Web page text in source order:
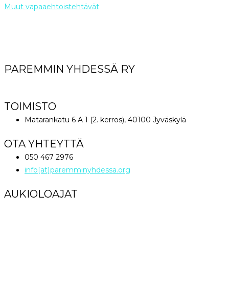
Muut vapaaehtoistehtävät
PAREMMIN YHDESSÄ RY
TOIMISTO
Matarankatu 6 A 1 (2. kerros), 40100 Jyväskylä
OTA YHTEYTTÄ
050 467 2976
info[at]paremminyhdessa.org
AUKIOLOAJAT